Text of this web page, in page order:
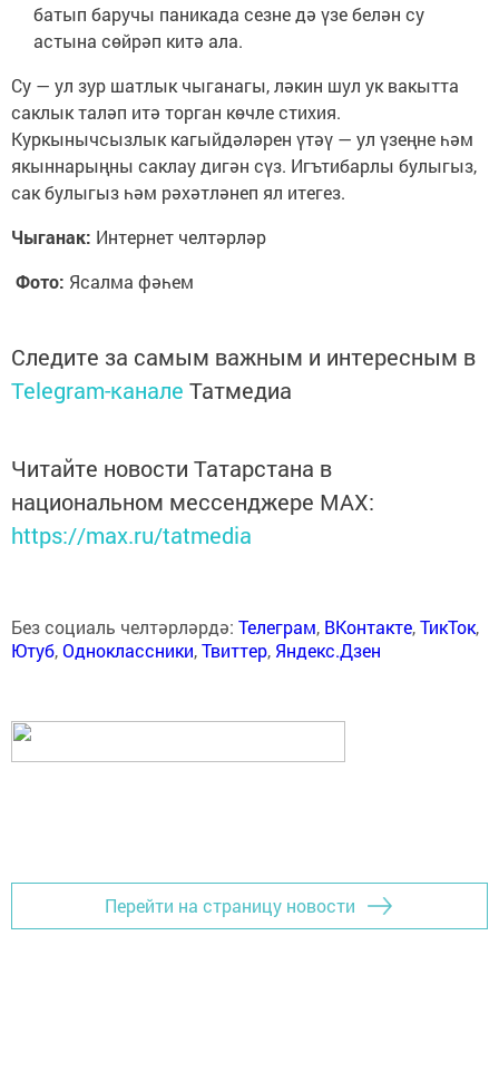
батып баручы паникада сезне дә үзе белән су
астына сөйрәп китә ала.
Су — ул зур шатлык чыганагы, ләкин шул ук вакытта
саклык таләп итә торган көчле стихия.
Куркынычсызлык кагыйдәләрен үтәү — ул үзеңне һәм
якыннарыңны саклау дигән сүз. Игътибарлы булыгыз,
сак булыгыз һәм рәхәтләнеп ял итегез.
Чыганак: Интернет челтәрләр
Фото: Ясалма фәһем
Следите за самым важным и интересным в
Telegram-канале Татмедиа
Читайте новости Татарстана в
национальном мессенджере MАХ:
https://max.ru/tatmedia
Без социаль челтәрләрдә: Телеграм, ВКонтакте,ТикТок,
Ютуб,Одноклассники,Твиттер, Яндекс.Дзен
Перейти на страницу новости